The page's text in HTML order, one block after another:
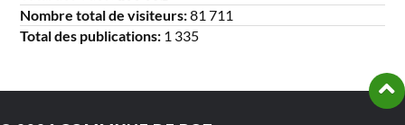
Nombre total de visiteurs:81 711
Total des publications: 1 335